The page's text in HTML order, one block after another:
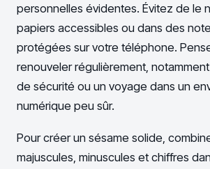
personnelles évidentes. Évitez de le
papiers accessibles ou dans des
protégées sur votre téléphone.
renouveler régulièrement,
de sécurité ou un voyage dans un
numérique peu sûr.
Pour créer un sésame solide,
majuscules, minuscules et chiffres